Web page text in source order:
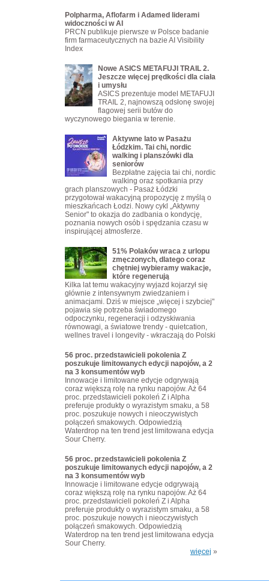
Polpharma, Aflofarm i Adamed liderami
widoczności w AI
PRCN publikuje pierwsze w Polsce badanie
firm farmaceutycznych na bazie AI Visibility
Index
Nowe ASICS METAFUJI TRAIL 2.
Jeszcze więcej prędkości dla ciała
i umysłu
ASICS prezentuje model METAFUJI
TRAIL 2, najnowszą odsłonę swojej
flagowej serii butów do
wyczynowego biegania w terenie.
Aktywne lato w Pasażu
Łódzkim. Tai chi, nordic
walking i planszówki dla
seniorów
Bezpłatne zajęcia tai chi, nordic
walking oraz spotkania przy
grach planszowych - Pasaż Łódzki
przygotował wakacyjną propozycję z myślą o
mieszkańcach Łodzi. Nowy cykl „Aktywny
Senior" to okazja do zadbania o kondycję,
poznania nowych osób i spędzania czasu w
inspirującej atmosferze.
51% Polaków wraca z urlopu
zmęczonych, dlatego coraz
chętniej wybieramy wakacje,
które regenerują
Kilka lat temu wakacyjny wyjazd kojarzył się
głównie z intensywnym zwiedzaniem i
animacjami. Dziś w miejsce „więcej i szybciej"
pojawia się potrzeba świadomego
odpoczynku, regeneracji i odzyskiwania
równowagi, a światowe trendy - quietcation,
wellnes travel i longevity - wkraczają do Polski
56 proc. przedstawicieli pokolenia Z
poszukuje limitowanych edycji napojów, a 2
na 3 konsumentów wyb
Innowacje i limitowane edycje odgrywają
coraz większą rolę na rynku napojów. Aż 64
proc. przedstawicieli pokoleń Z i Alpha
preferuje produkty o wyrazistym smaku, a 58
proc. poszukuje nowych i nieoczywistych
połączeń smakowych. Odpowiedzią
Waterdrop na ten trend jest limitowana edycja
Sour Cherry.
56 proc. przedstawicieli pokolenia Z
poszukuje limitowanych edycji napojów, a 2
na 3 konsumentów wyb
Innowacje i limitowane edycje odgrywają
coraz większą rolę na rynku napojów. Aż 64
proc. przedstawicieli pokoleń Z i Alpha
preferuje produkty o wyrazistym smaku, a 58
proc. poszukuje nowych i nieoczywistych
połączeń smakowych. Odpowiedzią
Waterdrop na ten trend jest limitowana edycja
Sour Cherry.
więcej »